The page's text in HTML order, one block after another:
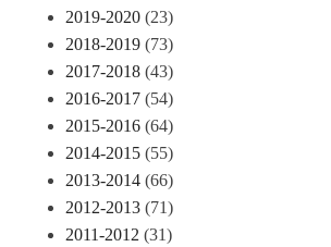
2019-2020 (23)
2018-2019 (73)
2017-2018 (43)
2016-2017 (54)
2015-2016 (64)
2014-2015 (55)
2013-2014 (66)
2012-2013 (71)
2011-2012 (31)